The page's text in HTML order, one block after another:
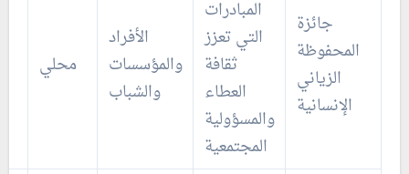
جائزة
المحفوظة
الزياني
الإنسانية
المبادرات
التي تعزز
ثقافة
العطاء
والمسؤولية
المجتمعية
الأفراد
والمؤسسات
والشباب
محلي